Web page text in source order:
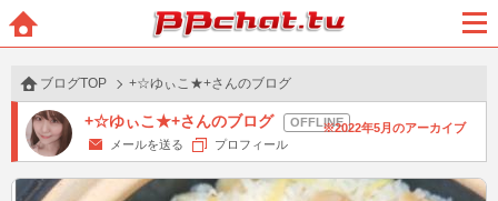
BBchatTV
ブログTOP +☆ゆぃこ★+さんのブログ
+☆ゆぃこ★+さんのブログ
2022年5月のアーカイブ
メールを送る
プロフィール